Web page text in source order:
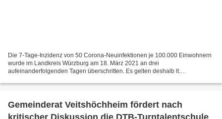
Die 7-Tage-Inzidenz von 50 Corona-Neuinfektionen je 100.000 Einwohnern
wurde im Landkreis Würzburg am 18. März 2021 an drei
aufeinanderfolgenden Tagen überschritten. Es gelten deshalb lt.
Gemeinderat Veitshöchheim fördert nach
kritischer Diskussion die DTB-Turntalentschule